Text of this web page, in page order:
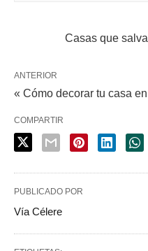
Casas que
ANTERIOR
« Cómo decorar tu casa
COMPARTIR
PUBLICADO POR
Vía Célere